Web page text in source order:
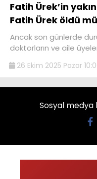
Fatih Ürek’in
Fatih Ürek öldü
Ancak son günlerde
doktorların ve aile
26 Ekim 2025 Pazar
Sosyal medya